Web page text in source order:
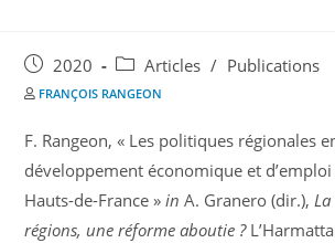
2020 Articles / Publications
FRANÇOIS RANGEON
F. Rangeon, « Les politiques régionales
développement économique et d’emploi
Hauts-de-France »in A. Granero (dir.),
régions, une réforme aboutie ?